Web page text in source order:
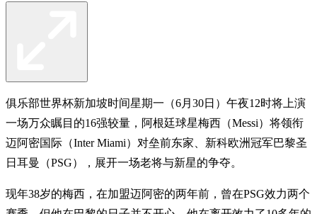
俱乐部世界杯新加坡时间星期一（6月30日）午夜12时将上演
一场万众瞩目的16强较量，阿根廷球星梅西（Messi）将领衔
迈阿密国际（Inter Miami）对垒前东家、新科欧洲冠军巴黎圣
日耳曼（PSG），展开一场老将与新星的争夺。
现年38岁的梅西，在加盟迈阿密的两年前，曾在PSG效力两个